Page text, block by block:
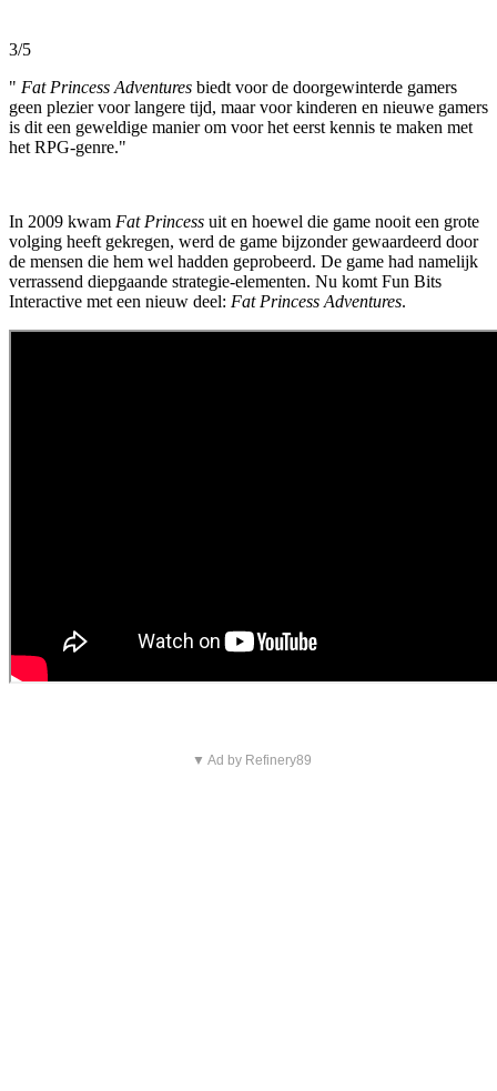
3/5
" Fat Princess Adventures biedt voor de doorgewinterde gamers
geen plezier voor langere tijd, maar voor kinderen en nieuwe gamers
is dit een geweldige manier om voor het eerst kennis te maken met
het RPG-genre."
In 2009 kwam Fat Princess uit en hoewel die game nooit een grote
volging heeft gekregen, werd de game bijzonder gewaardeerd door
de mensen die hem wel hadden geprobeerd. De game had namelijk
verrassend diepgaande strategie-elementen. Nu komt Fun Bits
Interactive met een nieuw deel: Fat Princess Adventures.
▼ Ad by Refinery89